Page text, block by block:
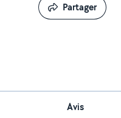
Partager
Partager
Avis